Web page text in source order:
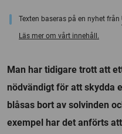
Texten baseras på en nyhet från
Läs mer om vårt innehåll.
Man har tidigare trott att
nödvändigt för att skydda
blåsas bort av solvinden
exempel har det anförts